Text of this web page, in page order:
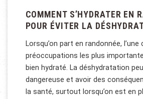
COMMENT S’HYDRATER EN
POUR ÉVITER LA
Lorsqu’on part en randonnée, l’une
préoccupations les plus
bien hydraté. La déshydratation
dangereuse et avoir des
la santé, surtout lorsqu’on est en